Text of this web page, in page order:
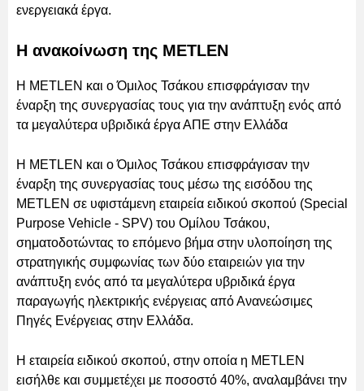
ενεργειακά έργα.
Η ανακοίνωση της METLEN
Η METLEN και ο Όμιλος Τσάκου επισφράγισαν την
έναρξη της συνεργασίας τους για την ανάπτυξη ενός από
τα μεγαλύτερα υβριδικά έργα ΑΠΕ στην Ελλάδα
Η METLEN και ο Όμιλος Τσάκου επισφράγισαν την
έναρξη της συνεργασίας τους μέσω της εισόδου της
METLEN σε υφιστάμενη εταιρεία ειδικού σκοπού (Special
Purpose Vehicle - SPV) του Ομίλου Τσάκου,
σηματοδοτώντας το επόμενο βήμα στην υλοποίηση της
στρατηγικής συμφωνίας των δύο εταιρειών για την
ανάπτυξη ενός από τα μεγαλύτερα υβριδικά έργα
παραγωγής ηλεκτρικής ενέργειας από Ανανεώσιμες
Πηγές Ενέργειας στην Ελλάδα.
Η εταιρεία ειδικού σκοπού, στην οποία η METLEN
εισήλθε και συμμετέχει με ποσοστό 40%, αναλαμβάνει την